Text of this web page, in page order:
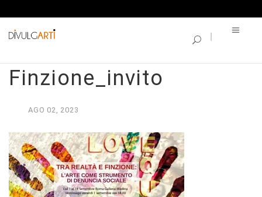
Finzione_invito
AGO 02, 2023